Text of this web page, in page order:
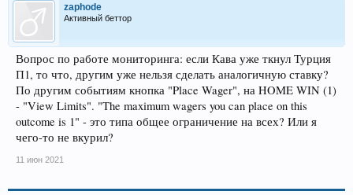
zaphode
Активный беттор
Вопрос по работе мониторинга: если Кава уже ткнул Турция
П1, то что, другим уже нельзя сделать аналогичную ставку?
По другим событиям кнопка "Place Wager", на HOME WIN (1)
- "View Limits". "The maximum wagers you can place on this
outcome is 1" - это типа общее ограничение на всех? Или я
чего-то не вкурил?
11 июн 2021